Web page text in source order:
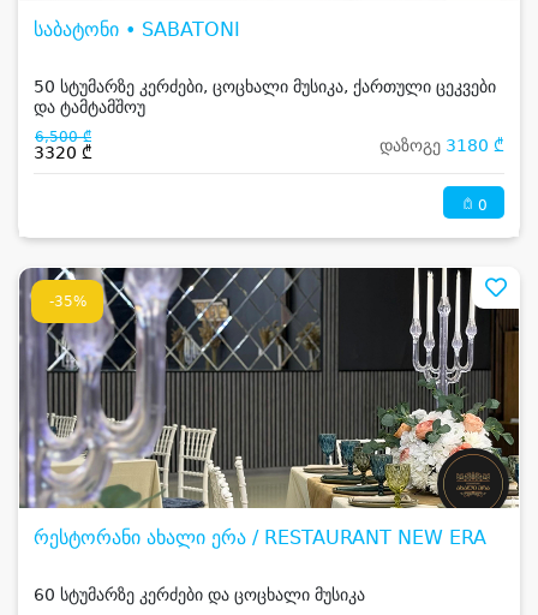
საბატონი • SABATONI
50 სტუმარზე კერძები, ცოცხალი მუსიკა, ქართული ცეკვები
და ტამტამშოუ
6,500 ₾
3320 ₾ დაზოგე 3180 ₾
0
-35%
რესტორანი ახალი ერა / RESTAURANT NEW ERA
60 სტუმარზე კერძები და ცოცხალი მუსიკა